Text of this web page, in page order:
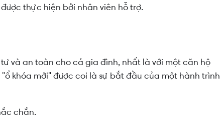
thực hiện bởi nhân viên hỗ trợ.
và an toàn cho cả gia đình, nhất là với một căn hộ
khóa mới" được coi là sự bắt đầu của một hành trình
chắn.